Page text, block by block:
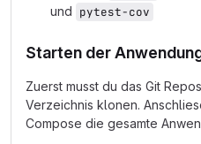
und pytest-cov
Starten der
Zuerst musst du das Git
Verzeichnis klonen.
Compose die gesamte